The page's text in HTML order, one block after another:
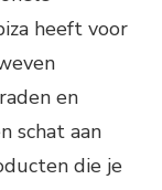
heeft voor
en
schat aan
die je